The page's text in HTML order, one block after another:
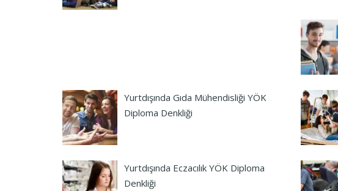
Yurtdışında Gıda Mühendisliği YÖK
Diploma Denkliği
Yurtdışında Eczacılık YÖK Diploma
Denkliği